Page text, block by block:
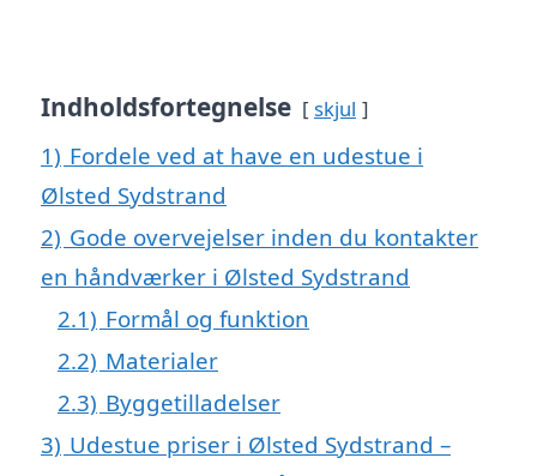
Indholdsfortegnelse skjul
1) Fordele ved at have en udestue i
Ølsted Sydstrand
2) Gode overvejelser inden du kontakter
en håndværker i Ølsted Sydstrand
2.1) Formål og funktion
2.2) Materialer
2.3) Byggetilladelser
3) Udestue priser i Ølsted Sydstrand –